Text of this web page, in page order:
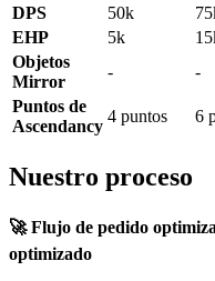
DPS 50k
EHP
5k
Objetos
Mirror
- -
Puntos de
Ascendancy
4 puntos 6
Nuestro proceso
🚀 Flujo de pedido
optimizado